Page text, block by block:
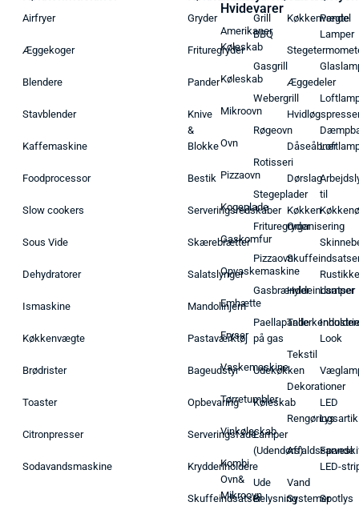
Airfryer
Æggekoger
Blendere
Stavblender
Kaffemaskine
Foodprocessor
Slow cookers
Sous Vide
Dehydratorer
Ismaskine
Køkkenvægte
Brødrister
Toaster
Citronpresser
Sodavandsmaskine
Gryder
Frituregryder
Pander
Knive
&
Blokke
Bestik
Serveringsredskaber
Skærebrætter
Salatslynger
Mandolinjern
Pastaværktøj
Bageudstyr
Opbevaring
Serveringsfade
Krydderiholdere
Skuffeindsatser
Hvidevarer
Amerikaner
Køleskab
Køleskab
Mikroovn
Ovn
Pizzaovn
Kogeplade
Gaskomfur
Opvaskemaskine
Emhætte
Fryser
Vaskemaskine
Tørretumbler
Vinkøleskab
Kombi
Ovn&
Mikroovn
Grill
BBQ
Gasgrill
Webergrill
Røgeovn
Rotisseri
Stegeplader
Frituregryder
Pizzaovn
Gasbrænder
Paellapande
på gas
Udekøkken
Køleskab
Lamper
(Udendørs)
Ude
Belysning
Køkkenvægte
Æggedeler
Dåseåbner
Dørslag
Køkken
Organisering
Hyldeindsatser
Tekstil
Dekorationer
Affaldsspande
Vand
Systemer
Pendel
Lamper
til
Rustikke
Lamper
Look
LED
Lys
LED-
Spotlys